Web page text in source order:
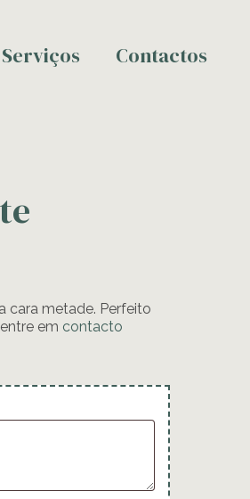
Serviços Contactos
cara metade. Perfeito
em contacto